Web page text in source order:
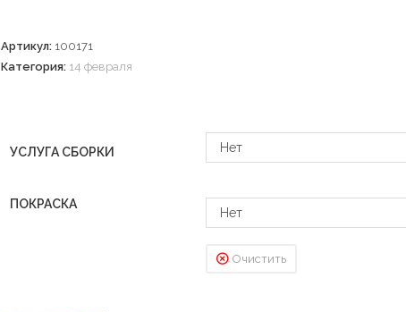
Артикул: 100171
Категория: 14 февраля
УСЛУГА СБОРКИ Нет
ПОКРАСКА
Нет
Очистить